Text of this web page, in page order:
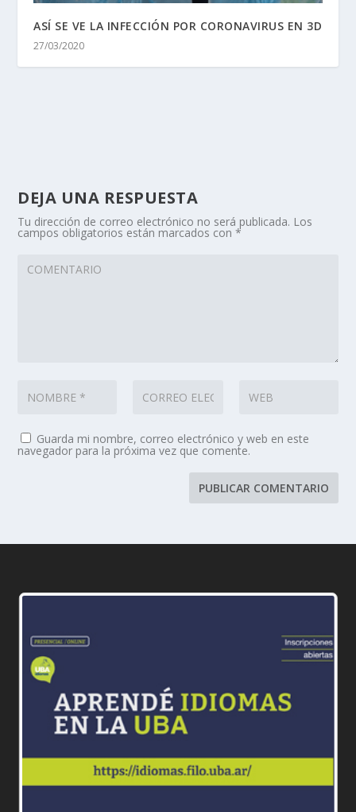
ASÍ SE VE LA INFECCIÓN POR CORONAVIRUS EN 3D
27/03/2020
DEJA UNA RESPUESTA
Tu dirección de correo electrónico no será publicada. Los
campos obligatorios están marcados con*
Guarda mi nombre, correo electrónico y web en este
navegador para la próxima vez que comente.